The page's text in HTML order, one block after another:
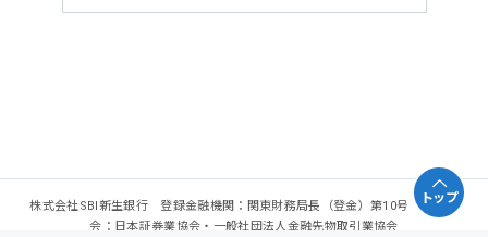
株式会社SBI新生銀行 登録金融機関：関東財務局長（登金）第10号 加入協
会：日本証券業協会・一般社団法人金融先物取引業協会
トップ